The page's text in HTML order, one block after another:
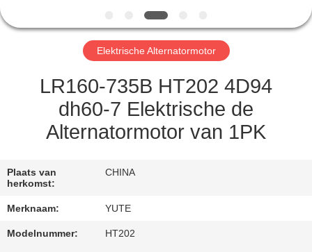
KWALITEITSCONTROLE
CONTACTEER
VERZOEK
OM EEN
CITAAT
SITEMAP
Elektrische Alternatormotor
LR160-735B HT202 4D94
dh60-7 Elektrische de
Alternatormotor van 1PK
Plaats van
herkomst:
CHINA
Merknaam: YUTE
Modelnummer: HT202